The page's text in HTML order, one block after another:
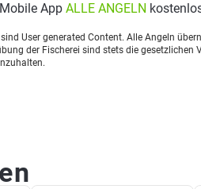
App ALLE ANGELN
sind User generated Content. Alle Angeln
der Fischerei sind stets die